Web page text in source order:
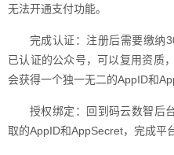
无法开通支付功能。
完成认证：注册后需要缴纳
已认证的公众号，可以复用资质
会获得一个独一无二的AppID和
授权绑定：回到码云数智后
取的AppID和AppSecret，完成平